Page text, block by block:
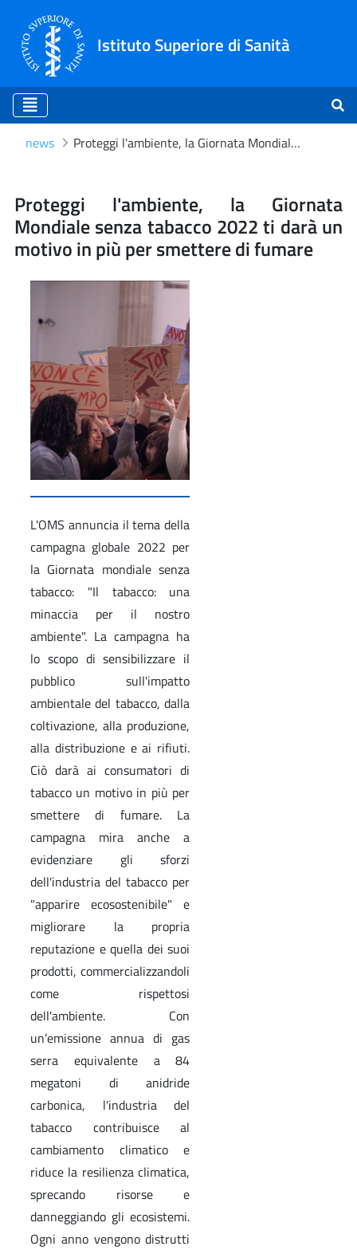
Istituto Superiore di Sanità
news Proteggi l'ambiente, la Giornata Mondiale senza tabacco 2022 ti darà un motivo in più per smettere di fumare
Proteggi l'ambiente, la
Proteggi l'ambiente, la Giornata
Mondiale senza tabacco 2022 ti darà un
motivo in più per smettere di fumare
L'OMS annuncia il tema della
campagna globale 2022 per
la Giornata mondiale senza
tabacco: "Il tabacco: una
minaccia per il nostro
ambiente". La campagna ha
lo scopo di sensibilizzare il
pubblico sull'impatto
ambientale del tabacco, dalla
coltivazione, alla produzione,
alla distribuzione e ai rifiuti.
Ciò darà ai consumatori di
tabacco un motivo in più per
smettere di fumare. La
campagna mira anche a
evidenziare gli sforzi
dell'industria del tabacco per
"apparire ecosostenibile" e
migliorare la propria
reputazione e quella dei suoi
prodotti, commercializzandoli
come rispettosi
dell'ambiente. Con
un’emissione annua di gas
serra equivalente a 84
megatoni di anidride
carbonica, l'industria del
tabacco contribuisce al
cambiamento climatico e
riduce la resilienza climatica,
sprecando risorse e
danneggiando gli ecosistemi.
Ogni anno vengono distrutti